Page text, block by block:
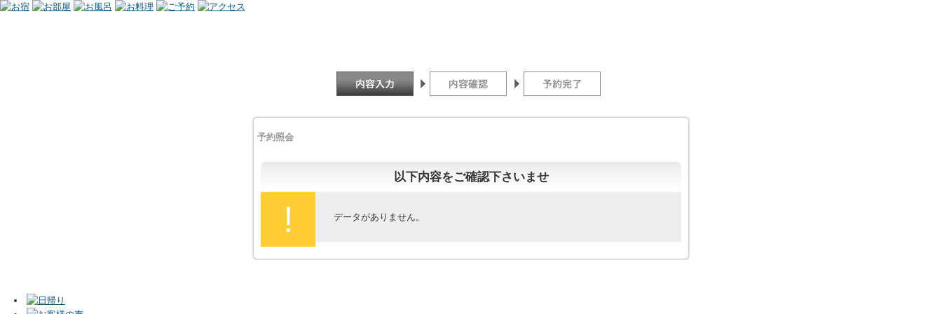
予約照会
以下内容をご確認下さいませ
! データがありません。